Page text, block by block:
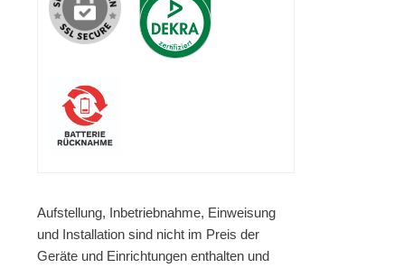
Aufstellung, Inbetriebnahme, Einweisung
und Installation sind nicht im Preis der
Geräte und Einrichtungen enthalten und